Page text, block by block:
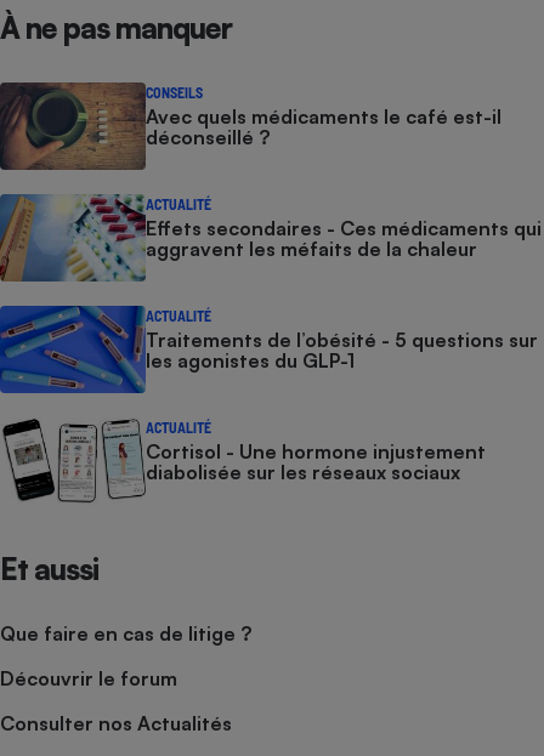
À ne pas manquer
CONSEILS
Avec quels médicaments le café est-il
déconseillé ?
ACTUALITÉ
Effets secondaires - Ces médicaments qui
aggravent les méfaits de la chaleur
ACTUALITÉ
Traitements de l’obésité - 5 questions sur
les agonistes du GLP-1
ACTUALITÉ
Cortisol - Une hormone injustement
diabolisée sur les réseaux sociaux
Et aussi
Que faire en cas de litige ?
Découvrir le forum
Consulter nos Actualités